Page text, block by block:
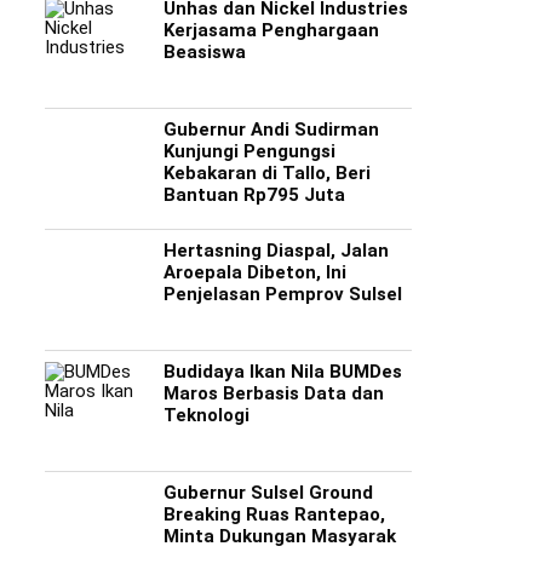
Unhas dan Nickel Industries
Kerjasama Penghargaan
Beasiswa
Gubernur Andi Sudirman
Kunjungi Pengungsi
Kebakaran di Tallo, Beri
Bantuan Rp795 Juta
Hertasning Diaspal, Jalan
Aroepala Dibeton, Ini
Penjelasan Pemprov Sulsel
Budidaya Ikan Nila BUMDes
Maros Berbasis Data dan
Teknologi
Gubernur Sulsel Ground
Breaking Ruas Rantepao,
Minta Dukungan Masyarak